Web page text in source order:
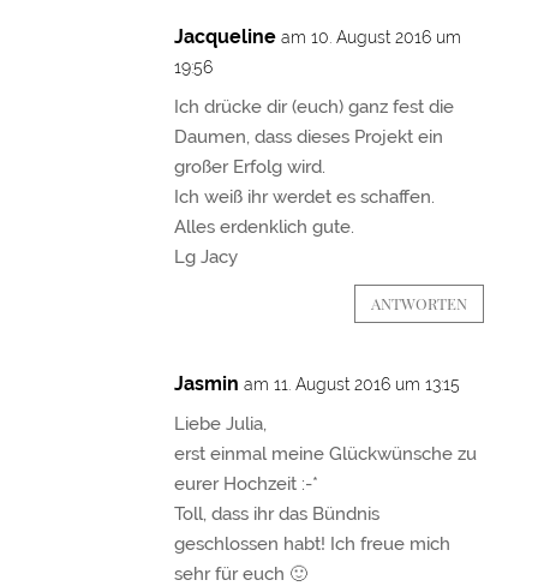
Jacqueline am 10. August 2016 um
19:56
Ich drücke dir (euch) ganz fest die
Daumen, dass dieses Projekt ein
großer Erfolg wird.
Ich weiß ihr werdet es schaffen.
Alles erdenklich gute.
Lg Jacy
ANTWORTEN
Jasmin am 11. August 2016 um 13:15
Liebe Julia,
erst einmal meine Glückwünsche zu
eurer Hochzeit :-*
Toll, dass ihr das Bündnis
geschlossen habt! Ich freue mich
sehr für euch 🙂